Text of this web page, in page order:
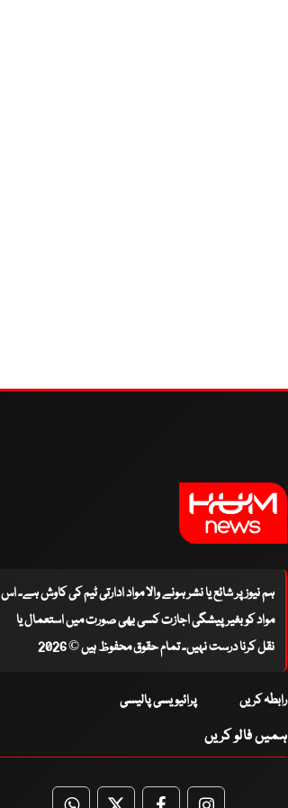
ہم نیوز پر شائع یا نشر ہونے والا مواد ادارتی ٹیم کی کاوش ہے۔ اس
مواد کو بغیر پیشگی اجازت کسی بھی صورت میں استعمال یا
نقل کرنا درست نہیں۔ تمام حقوق محفوظ ہیں © 2026
رابطہ کریں پرائیویسی پالیسی
ہمیں فالو کریں